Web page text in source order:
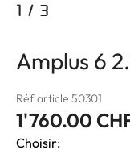
1 / 3
Amplus 6
Réf article 50301
1'760.00
Choisir: